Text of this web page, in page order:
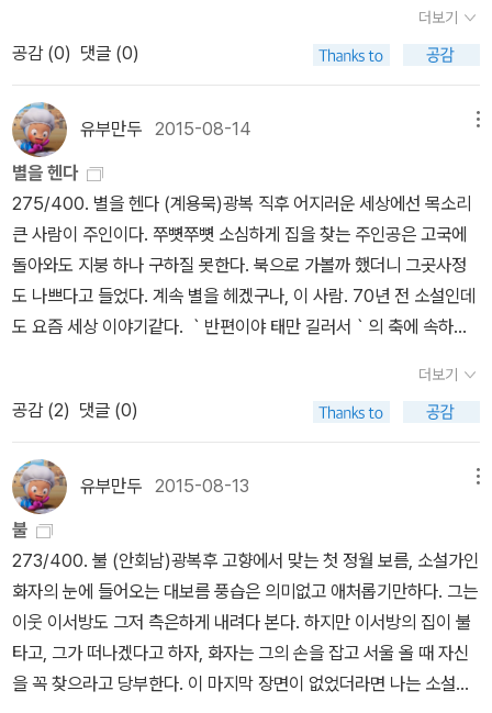
바도 바로 그것이다. 우리에겐 일본 제국주의로부터의 독립이 시급한
과제였던 만큼 그 이후의 새로운 민족국가의 건설과 관련된 이야기를
인 좌우 이데올로기 갈등과 미소 냉전의 산물인 남북이 대치되는 상
황 속에서 마침내 남북 단독 정부의 수립과 더불어 분단체제로 접어
들게 된다. 해방 이후 문인들에게 불어닥친 내외면적 갈등 역시 이러
한 이데올로기의 폭발적인 분출 현상과 무관하지 않다. _‘황석영의 한
국 명단편 101’의 두번째 권 『해방과 전쟁』 편은 선생의 균형 잡힌 시
선과 문학적 형식에 대한 새로운 모색을 확인하게 해주는 대목으로
가득차 있다. 21세기에 다시 쓰는 ‘해방과 전쟁’의 소설사는 황석영의
필터를 통과함으로써 이데올로기로의 왜곡된 편향을 멈추고 이제까
그것은 폭압적인 이념의 시대를 온몸으로 통과해나온 자만이 견지할
수 있는 성숙한 시선, 어느 쪽으로도 치우치지 않는 대담한 자기 완결
성, 다가올 시간에 대한 장대한 구상력 등이 바탕이 될 때에만 가능한
일일지도 모른다. 어쨌든 선생은 그 일을 해냈다. 이 기획이 그것을 말
해준다. 그와 동행하는 자의 기쁨은 말로 다할 수 없다. _신수정 해설,
「남북 ‘합토제’로서의 소설」, 『02 황석영의 한국 명단편 101―해방과
전쟁』
참신하지도 않고 그저 그랬기 때문이다. 광복이 되고 난리가 났는데,
화개장터에는 조영남의 노래만 커다랗게 울려퍼지고 있다. 김동리
작가의 단편을 읽으며 불편한 느낌이 들었는데, 그건 소설 소재의 친
숙함이 아니라 역사적 정치적 의미 때문이었다. 황석영 작가의 설명
이 간결하게 나의 불편함을 이해시켜 주었다. 많은 작가들이 월북한
이후, 김동리는 '남한 정부의 이념적 동반자로서 말년까지 두 차례의
군사정권과 함께 했다.' (197) 누군가 ｀현실과 정치에 전혀 관심 없
다｀고 말하는 순간, 그는 자신의 또다른 ｀정치적 견해｀를 말하는
함정에 빠진다. (황석영 해설, 196)
더보기
공감 (0) 댓글 (0)
유부만두 2015-08-14
별을 헨다
275/400. 별을 헨다 (계용묵)광복 직후 어지러운 세상에선 목소리
큰 사람이 주인이다. 쭈뼛쭈뼛 소심하게 집을 찾는 주인공은 고국에
돌아와도 지붕 하나 구하질 못한다. 북으로 가볼까 했더니 그곳사정
도 나쁘다고 들었다. 계속 별을 헤겠구나, 이 사람. 70년 전 소설인데
도 요즘 세상 이야기같다. ｀반편이야 태만 길러서｀의 축에 속하는
아자시군 쪽 발가벗고들 눈이 멀똥멀똥하야 누어서 천정에 파리똥만
세구 있는 사람두 있대나? 하하. 자네도 이런 데 눈뜨지 않으믄 파리
똥 세게 되네. 괜히.''파리똥두 집이 있어야 헤지. 난 별만 헤네.' (104)
더보기
공감 (2) 댓글 (0)
유부만두 2015-08-13
불
273/400. 불 (안회남)광복후 고향에서 맞는 첫 정월 보름, 소설가인
화자의 눈에 들어오는 대보름 풍습은 의미없고 애처롭기만하다. 그는
이웃 이서방도 그저 측은하게 내려다 본다. 하지만 이서방의 집이 불
타고, 그가 떠나겠다고 하자, 화자는 그의 손을 잡고 서울 올 때 자신
을 꼭 찾으라고 당부한다. 이 마지막 장면이 없었더라면 나는 소설가